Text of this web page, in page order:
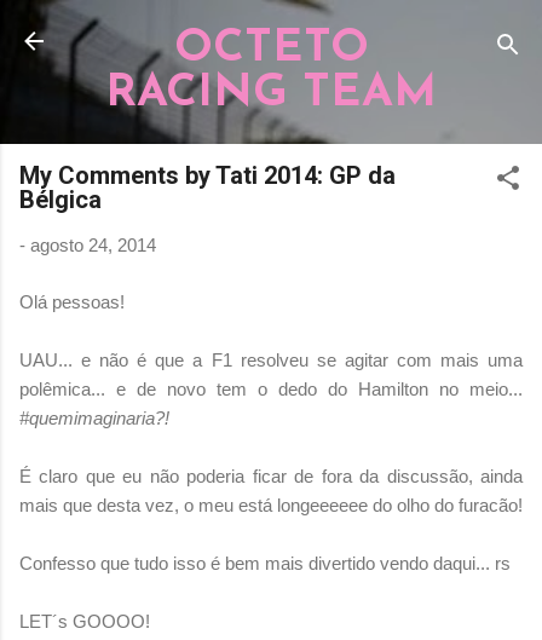
Pular para o conteúdo principal
OCTETO
RACING TEAM
My Comments by Tati 2014: GP da
Bélgica
- agosto 24, 2014
Olá pessoas!
UAU... e não é que a F1 resolveu se agitar com mais uma
polêmica... e de novo tem o dedo do Hamilton no meio...
#quemimaginaria?!
É claro que eu não poderia ficar de fora da discussão, ainda
mais que desta vez, o meu está longeeeeee do olho do furacão!
Confesso que tudo isso é bem mais divertido vendo daqui... rs
LET´s GOOOO!